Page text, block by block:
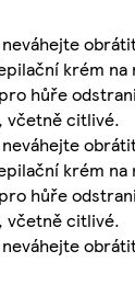
krém na
hůře
včetně citlivé.
krém na
hůře
včetně citlivé.